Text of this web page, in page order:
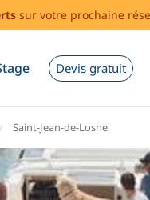
sur votre prochaine
Devis gratuit
Saint-Jean-de-Losne